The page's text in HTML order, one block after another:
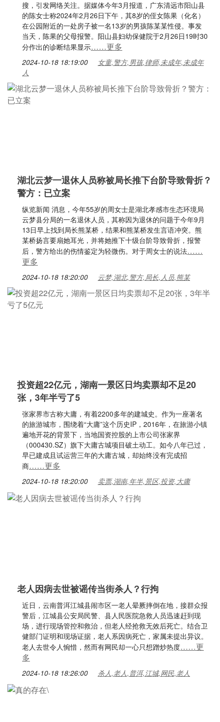
搜，引发网络关注。据媒体今年3月报道，广东清远市阳山县
的陈女士称2024年2月26日下午，其8岁的侄女陈果（化名）
在公园附近的一处房子被一名13岁的男孩陈某某性侵。事发
当天，陈果的父母报警。阳山县妇幼保健院于2月26日19时30
分作出的诊断结果显示……更多
2024-10-18 18:19:00
女童,警方,男孩,律师,未成年,未成年
人
湖北云梦一退休人员称被局长推下台阶导致骨折？
警方：已立案
纵览新闻 消息，今年55岁的周女士是湖北孝感市生态环境局
云梦县分局的一名退休人员，其称因为退休的问题于今年9月
13日早上找到局长熊某桥，结果和熊某桥发生言语冲突。熊
某桥扬言要扇她耳光，并将她推下十级台阶导致骨折，报警
后，警方给出的伤情鉴定为轻微伤。对于周女士的说法……
更多
2024-10-18 18:20:00 云梦,湖北,警方,局长,人员,熊某
投资超22亿元，湖南一景区日均卖票却不足20
张，3年半亏了5
张家界市古称大庸，有着2200多年的建城史。作为一座著名
的旅游城市，围绕着“大庸”这个历史IP，2016年，在旅游小镇
遍地开花的背景下，当地国资控股的上市公司张家界
（000430.SZ）旗下大庸古城项目破土动工。如今八年已过，
早已建成且试运营三年的大庸古城，却始终没有完成招
商……更多
2024-10-18 18:20:00 卖票,湖南,年半,景区,投资,大庸
老人因病去世被谣传当街杀人？行拘
近日，云南普洱江城县闹市区一老人晕厥摔倒在地，接群众报
警后，江城县公安局民警、县人民医院急救人员迅速赶到现
场，进行现场管控和救治，但老人经抢救无效后死亡。结合卫
健部门证明和现场证据，老人系因病死亡，家属未提出异议。
老人去世令人惋惜，然而有网民却一心只想蹭炒热度……更
多
2024-10-18 18:26:00 杀人,老人,普洱,江城,网民,老人